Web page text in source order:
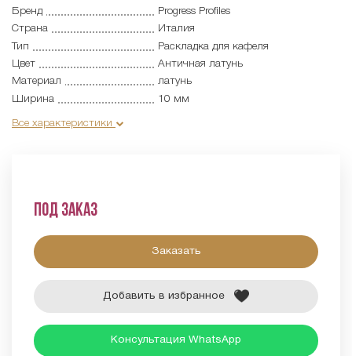
Бренд
Progress Profiles
Страна
Италия
Тип
Раскладка для кафеля
Цвет
Античная латунь
Материал
латунь
Ширина
10 мм
Все характеристики
Под заказ
Заказать
Добавить в избранное
Консультация WhatsApp